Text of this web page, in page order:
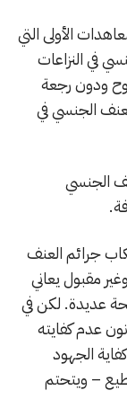
في عام 1949 كانت المعاهدات الأولى التي
في النزاعات
بوضوح ودون رجعة
الجنسي في
الجنسي
جرائم العنف
مقبول يعاني
عديدة. لكن في
عدم كفايته
الجهود
– ويتحتم